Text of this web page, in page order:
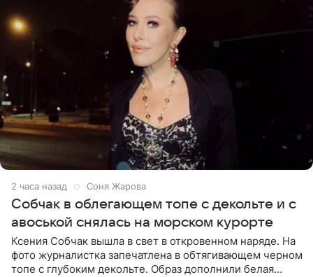
2 часа назад Соня Жарова
Собчак в облегающем топе с декольте и с
авоськой снялась на морском курорте
Ксения Собчак вышла в свет в откровенном наряде. На
фото журналистка запечатлена в обтягивающем черном
топе с глубоким декольте. Образ дополнили белая